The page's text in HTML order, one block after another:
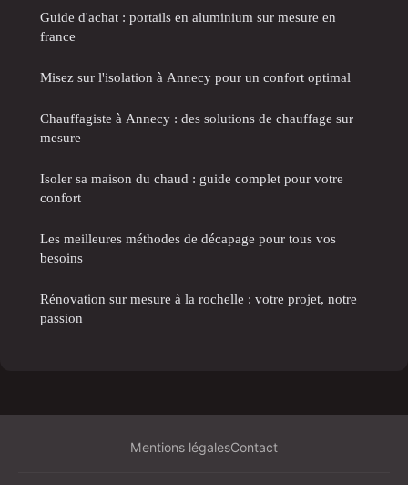
Guide d'achat : portails en aluminium sur mesure en
france
Misez sur l'isolation à Annecy pour un confort optimal
Chauffagiste à Annecy : des solutions de chauffage sur
mesure
Isoler sa maison du chaud : guide complet pour votre
confort
Les meilleures méthodes de décapage pour tous vos
besoins
Rénovation sur mesure à la rochelle : votre projet, notre
passion
Mentions légalesContact